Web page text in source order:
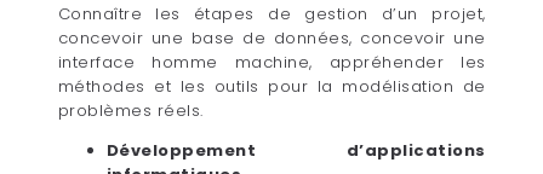
Connaître les étapes de gestion d’un projet,
concevoir une base de données, concevoir une
interface homme machine, appréhender les
méthodes et les outils pour la modélisation de
problèmes réels.
Développement d’applications